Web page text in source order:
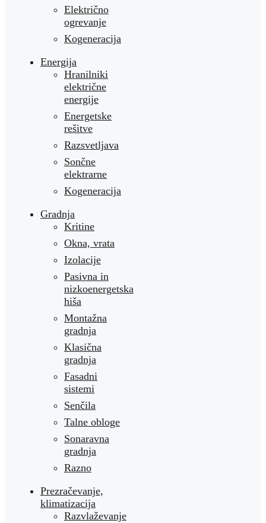
Električno
ogrevanje
Kogeneracija
Energija
Hranilniki
električne
energije
Energetske
rešitve
Razsvetljava
Sončne
elektrarne
Kogeneracija
Gradnja
Kritine
Okna, vrata
Izolacije
Pasivna in
nizkoenergetska
hiša
Montažna
gradnja
Klasična
gradnja
Fasadni
sistemi
Senčila
Talne obloge
Sonaravna
gradnja
Razno
Prezračevanje,
klimatizacija
Razvlaževanje